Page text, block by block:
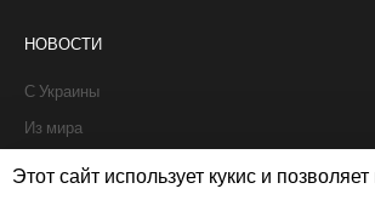
НОВОСТИ
С Украины
Из мира
Интервью
Этот сайт использует кукис и